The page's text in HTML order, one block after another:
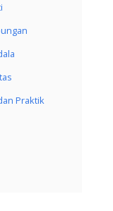
Praktik